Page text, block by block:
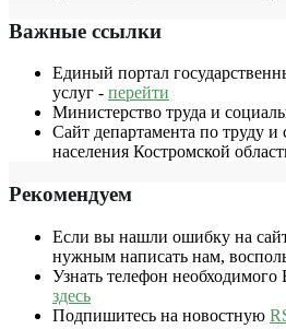
Важные ссылки
Единый портал
услуг - перейти
Министерство труда и
Сайт департамента по труду и
населения Костромской
Рекомендуем
Если вы нашли ошибку на
нужным написать нам,
Узнать телефон
здесь
Подпишитесь на новостную